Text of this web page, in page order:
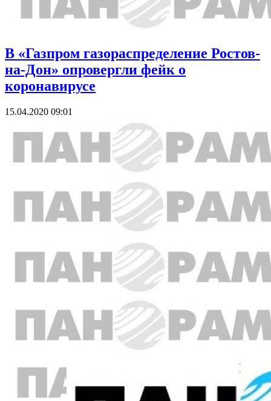
В «Газпром газораспределение Ростов-
на-Дон» опровергли фейк о
коронавирусе
15.04.2020 09:01